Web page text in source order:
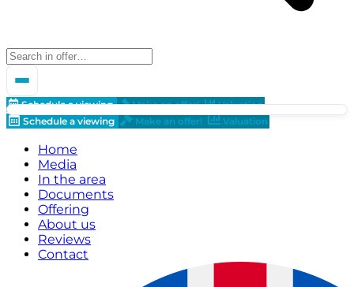
Schedule a viewing Make an offer!
Valuation
Schedule a viewing
Make an offer! Valuation
Home
Media
In the area
Documents
Offering
About us
Reviews
Contact